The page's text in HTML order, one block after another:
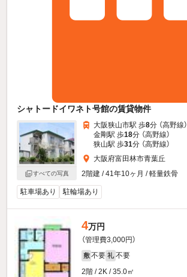
シャトードイワネト号館の賃貸物件
すべての写真
大阪狭山市駅 歩8分 （高野線）
金剛駅 歩18分 （高野線）
狭山駅 歩31分 （高野線）
大阪府富田林市青葉丘
2階建 / 41年10ヶ月 / 軽量鉄骨
駐車場あり 駐輪場あり
4万円
（管理費3,000円）
敷 不要 礼 不要
2階 / 2K / 35.0㎡